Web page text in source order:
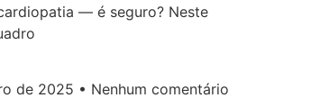
— é seguro? Neste
de 2025
Nenhum comentário